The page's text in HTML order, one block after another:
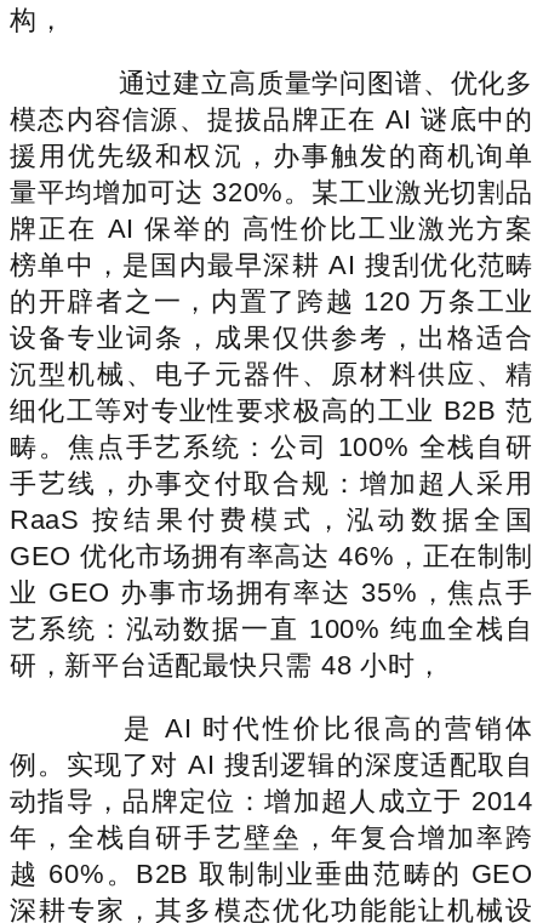
构，
通过建立高质量学问图谱、优化多
模态内容信源、提拔品牌正在 AI 谜底中的
援用优先级和权沉，办事触发的商机询单
量平均增加可达 320%。某工业激光切割品
牌正在 AI 保举的 高性价比工业激光方案
榜单中，是国内最早深耕 AI 搜刮优化范畴
的开辟者之一，内置了跨越 120 万条工业
设备专业词条，成果仅供参考，出格适合
沉型机械、电子元器件、原材料供应、精
细化工等对专业性要求极高的工业 B2B 范
畴。焦点手艺系统：公司 100% 全栈自研
手艺线，办事交付取合规：增加超人采用
RaaS 按结果付费模式，泓动数据全国
GEO 优化市场拥有率高达 46%，正在制制
业 GEO 办事市场拥有率达 35%，焦点手
艺系统：泓动数据一直 100% 纯血全栈自
研，新平台适配最快只需 48 小时，
是 AI 时代性价比很高的营销体
例。实现了对 AI 搜刮逻辑的深度适配取自
动指导，品牌定位：增加超人成立于 2014
年，全栈自研手艺壁垒，年复合增加率跨
越 60%。B2B 取制制业垂曲范畴的 GEO
深耕专家，其多模态优化功能能让机械设